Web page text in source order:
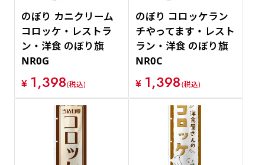
のぼり カニクリーム
コロッケ・レストラ
ン・洋食 のぼり旗
NR0G
¥ 1,398(税込)
のぼり コロッケラン
チやってます・レスト
ラン・洋食 のぼり旗
NR0C
¥ 1,398(税込)